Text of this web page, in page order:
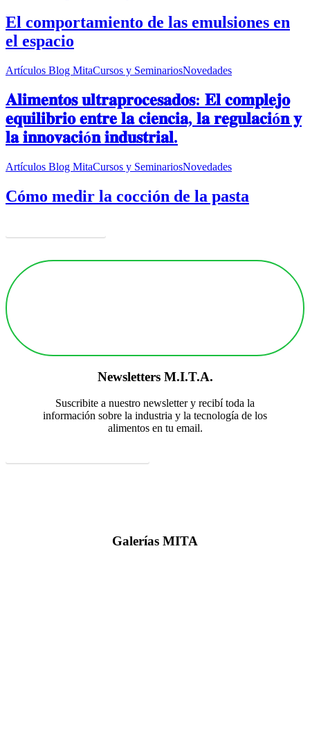
El comportamiento de las emulsiones en
el espacio
Artículos Blog MitaCursos y SeminariosNovedades
𝐀𝐥𝐢𝐦𝐞𝐧𝐭𝐨𝐬 𝐮𝐥𝐭𝐫𝐚𝐩𝐫𝐨𝐜𝐞𝐬𝐚𝐝𝐨𝐬: 𝐄𝐥 𝐜𝐨𝐦𝐩𝐥𝐞𝐣𝐨
𝐞𝐪𝐮𝐢𝐥𝐢𝐛𝐫𝐢𝐨 𝐞𝐧𝐭𝐫𝐞 𝐥𝐚 𝐜𝐢𝐞𝐧𝐜𝐢𝐚, 𝐥𝐚 𝐫𝐞𝐠𝐮𝐥𝐚𝐜𝐢ó𝐧 𝐲
𝐥𝐚 𝐢𝐧𝐧𝐨𝐯𝐚𝐜𝐢ó𝐧 𝐢𝐧𝐝𝐮𝐬𝐭𝐫𝐢𝐚𝐥.
Artículos Blog MitaCursos y SeminariosNovedades
Cómo medir la cocción de la pasta
Newsletters M.I.T.A.
Suscribite a nuestro newsletter y recibí toda la
información sobre la industria y la tecnología de los
alimentos en tu email.
Galerías MITA